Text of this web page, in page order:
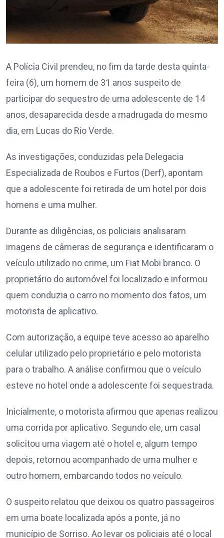
A Polícia Civil prendeu, no fim da tarde desta quinta-
feira (6), um homem de 31 anos suspeito de
participar do sequestro de uma adolescente de 14
anos, desaparecida desde a madrugada do mesmo
dia, em Lucas do Rio Verde.
As investigações, conduzidas pela Delegacia
Especializada de Roubos e Furtos (Derf), apontam
que a adolescente foi retirada de um hotel por dois
homens e uma mulher.
Durante as diligências, os policiais analisaram
imagens de câmeras de segurança e identificaram o
veículo utilizado no crime, um Fiat Mobi branco. O
proprietário do automóvel foi localizado e informou
quem conduzia o carro no momento dos fatos, um
motorista de aplicativo.
Com autorização, a equipe teve acesso ao aparelho
celular utilizado pelo proprietário e pelo motorista
para o trabalho. A análise confirmou que o veículo
esteve no hotel onde a adolescente foi sequestrada.
Inicialmente, o motorista afirmou que apenas realizou
uma corrida por aplicativo. Segundo ele, um casal
solicitou uma viagem até o hotel e, algum tempo
depois, retornou acompanhado de uma mulher e
outro homem, embarcando todos no veículo.
O suspeito relatou que deixou os quatro passageiros
em uma boate localizada após a ponte, já no
município de Sorriso. Ao levar os policiais até o local